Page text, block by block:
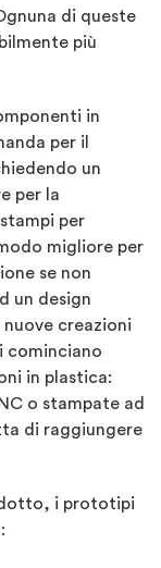
di queste
più
in
per il
un
per la
per
migliore per
se non
un design
creazioni
in plastica:
o stampate ad
di raggiungere
i prototipi